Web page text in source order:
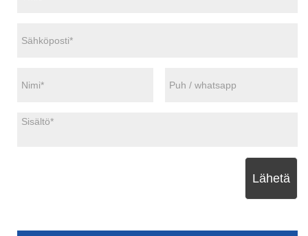
Lähetä